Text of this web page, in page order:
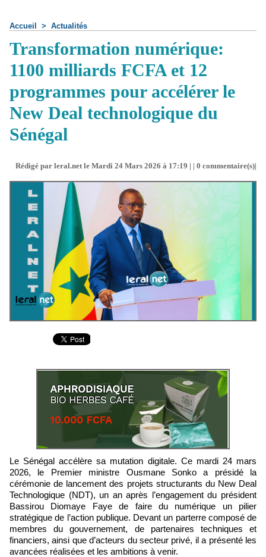
Accueil > Actualités
Transformation numérique:
1100 milliards FCFA et 12
programmes pour accélérer le
New Deal technologique du
Sénégal
Rédigé par leral.net le Mardi 24 Mars 2026 à 17:19 | | 0 commentaire(s)|
Le Sénégal accélère sa mutation digitale. Ce mardi 24 mars
2026, le Premier ministre Ousmane Sonko a présidé la
cérémonie de lancement des projets structurants du New Deal
Technologique (NDT), un an après l’engagement du président
Bassirou Diomaye Faye de faire du numérique un pilier
stratégique de l’action publique. Devant un parterre composé de
membres du gouvernement, de partenaires techniques et
financiers, ainsi que d’acteurs du secteur privé, il a présenté les
avancées réalisées et les ambitions à venir.